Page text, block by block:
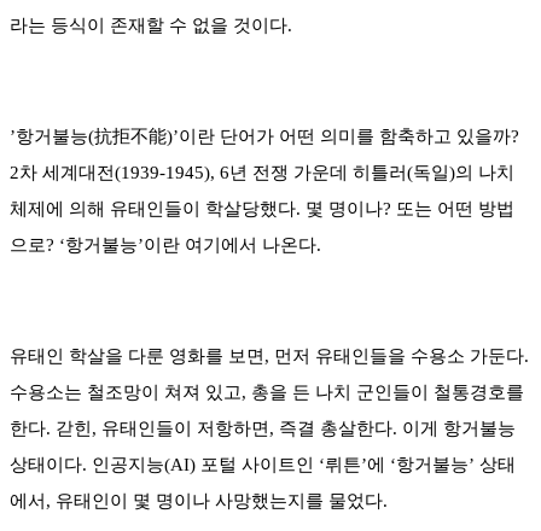
라는 등식이 존재할 수 없을 것이다.
’항거불능(抗拒不能)’이란 단어가 어떤 의미를 함축하고 있을까?
2차 세계대전(1939-1945), 6년 전쟁 가운데 히틀러(독일)의 나치
체제에 의해 유태인들이 학살당했다. 몇 명이나? 또는 어떤 방법
으로? ‘항거불능’이란 여기에서 나온다.
유태인 학살을 다룬 영화를 보면, 먼저 유태인들을 수용소 가둔다.
수용소는 철조망이 쳐져 있고, 총을 든 나치 군인들이 철통경호를
한다. 갇힌, 유태인들이 저항하면, 즉결 총살한다. 이게 항거불능
상태이다. 인공지능(AI) 포털 사이트인 ‘뤼튼’에 ‘항거불능’ 상태
에서, 유태인이 몇 명이나 사망했는지를 물었다.